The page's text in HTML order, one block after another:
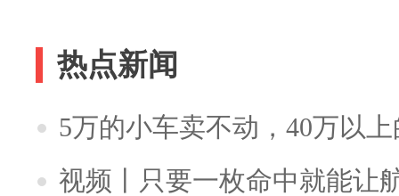
热点新闻
5万的小车卖不动，40万以
视频丨只要一枚命中就能让